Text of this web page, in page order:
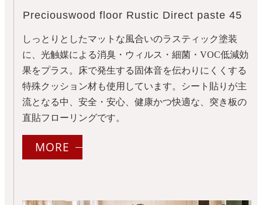
Preciouswood floor Rustic Direct paste 45
しっとりとしたマットな風合いのラスティック塗装
に、光触媒による消臭・ウィルス・細菌・VOC低減効
果をプラス。床で発生する固体音を伝わりにくくする
特殊クッション材も使用しています。シート貼りが主
流となる中、安全・安心、健康かつ快適な、突き板の
直貼フローリングです。
MORE